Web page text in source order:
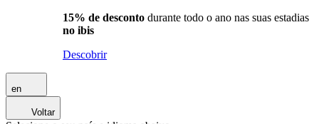
15% de desconto durante todo o ano nas suas estadias
no ibis
Descobrir
en
Voltar